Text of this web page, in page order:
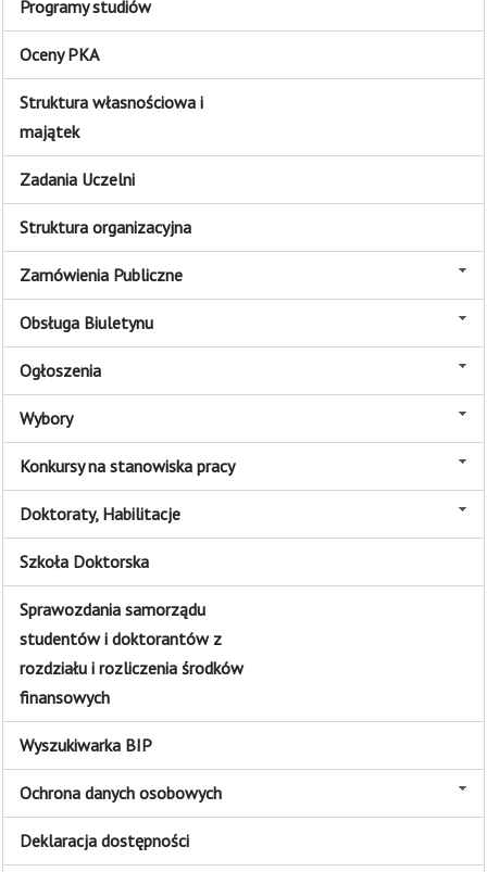
Programy studiów
Oceny PKA
Struktura własnościowa i
majątek
Zadania Uczelni
Struktura organizacyjna
Zamówienia Publiczne
Obsługa Biuletynu
Ogłoszenia
Wybory
Konkursy na stanowiska pracy
Doktoraty, Habilitacje
Szkoła Doktorska
Sprawozdania samorządu
studentów i doktorantów z
rozdziału i rozliczenia środków
finansowych
Wyszukiwarka BIP
Ochrona danych osobowych
Deklaracja dostępności